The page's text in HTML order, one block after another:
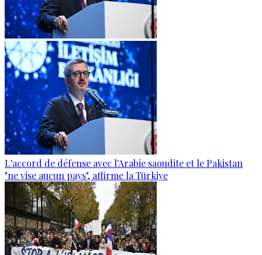
L'accord de défense avec l'Arabie saoudite et le Pakistan
"ne vise aucun pays", affirme la Türkiye